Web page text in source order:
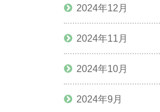
2024年12月
2024年11月
2024年10月
2024年9月